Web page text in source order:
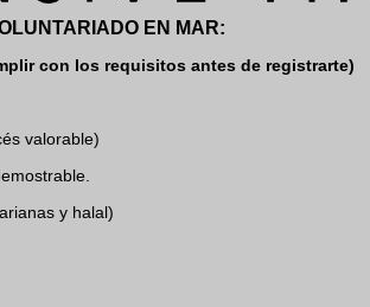
EN MAR:
con los requisitos antes de registrarte)
valorable)
y halal)